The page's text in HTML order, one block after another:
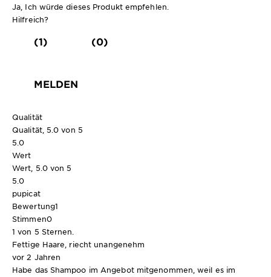
Ja, Ich würde dieses Produkt empfehlen.
Hilfreich?
(1) (0)
MELDEN
Qualität
Qualität, 5.0 von 5
5.0
Wert
Wert, 5.0 von 5
5.0
pupicat
Bewertung1
Stimmen0
1 von 5 Sternen.
Fettige Haare, riecht unangenehm
vor 2 Jahren
Habe das Shampoo im Angebot mitgenommen, weil es im